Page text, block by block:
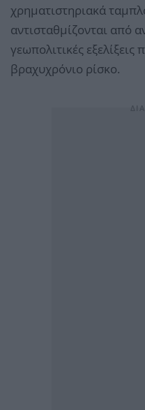
χρηματιστηριακά
αντισταθμίζονται από
γεωπολιτικές
βραχυχρόνιο ρίσκο.